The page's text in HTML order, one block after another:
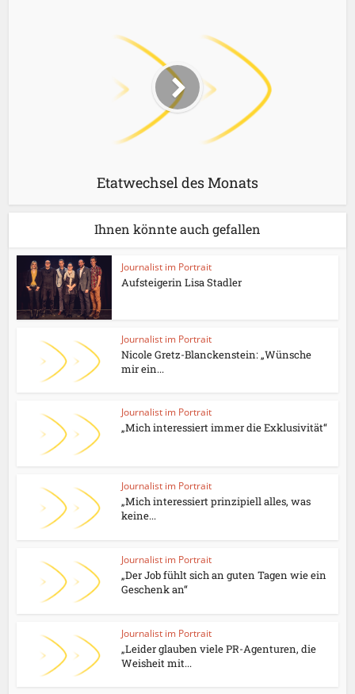
Etatwechsel des Monats
Ihnen könnte auch gefallen
Journalist im Portrait
Aufsteigerin Lisa Stadler
Journalist im Portrait
Nicole Gretz-Blanckenstein: „Wünsche
mir ein...
Journalist im Portrait
„Mich interessiert immer die Exklusivität“
Journalist im Portrait
„Mich interessiert prinzipiell alles, was
keine...
Journalist im Portrait
„Der Job fühlt sich an guten Tagen wie ein
Geschenk an“
Journalist im Portrait
„Leider glauben viele PR-Agenturen, die
Weisheit mit...